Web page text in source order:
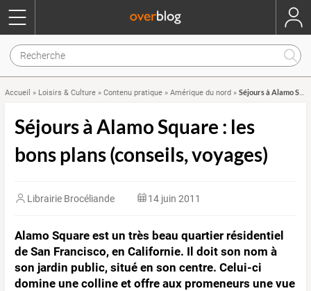
Accueil » Loisirs & Culture » Contenu pratique » Amérique du nord » Séjours à Alamo Square : les bons plans (conseils, voyages)
Séjours à Alamo Square : les
bons plans (conseils, voyages)
Librairie Brocéliande 14 juin 2011
Alamo Square est un très beau quartier résidentiel
de San Francisco, en Californie. Il doit son nom à
son jardin public, situé en son centre. Celui-ci
domine une colline et offre aux promeneurs une vue